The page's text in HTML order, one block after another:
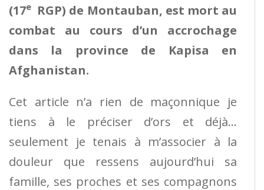
(17e RGP) de Montauban, est mort au
combat au cours d’un accrochage
dans la province de Kapisa en
Afghanistan.
Cet article n’a rien de maçonnique je
tiens à le préciser d’ors et déjà…
seulement je tenais à m’associer à la
douleur que ressens aujourd’hui sa
famille, ses proches et ses compagnons